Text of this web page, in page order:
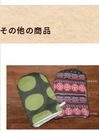
その他の商品